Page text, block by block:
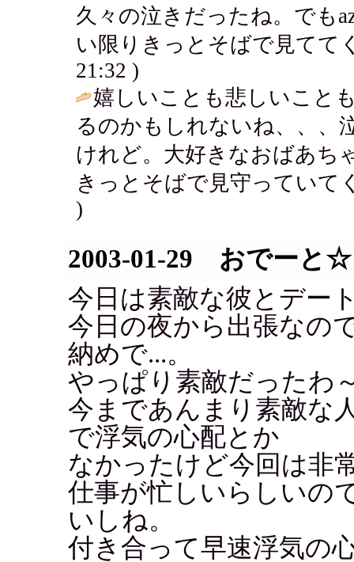
久々の泣きだったね。でも
い限りきっとそばで見てて
21:32 )
嬉しいことも悲しいこと
るのかもしれないね、、、
けれど。大好きなおばあち
きっとそばで見守っていて
)
2003-01-29 おでーと☆
今日は素敵な彼とデー
今日の夜から出張なの
納めで...。
やっぱり素敵だったわ
今まであんまり素敵な
で浮気の心配とか
なかったけど今回は非
仕事が忙しいらしいの
いしね。
付き合って早速浮気の